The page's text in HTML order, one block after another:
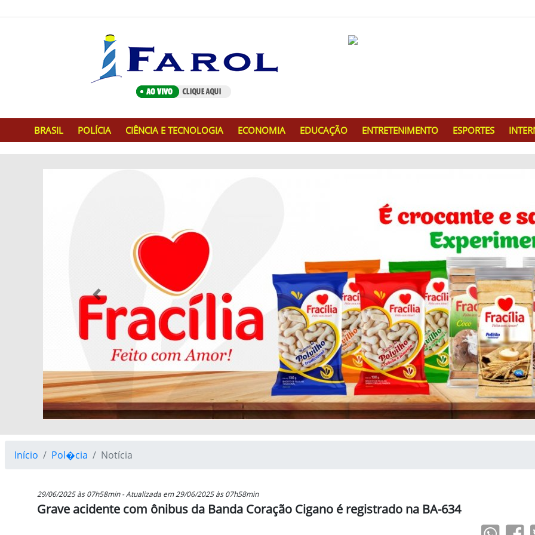
BRASIL POLÍCIA CIÊNCIA E TECNOLOGIA ECONOMIA EDUCAÇÃO ENTRETENIMENTO ESPORTES
Previous
Início Pol�cia Notícia
29/06/2025 às 07h58min - Atualizada em 29/06/2025 às 07h58min
Grave acidente com ônibus da Banda Coração Cigano é registrado na BA-634